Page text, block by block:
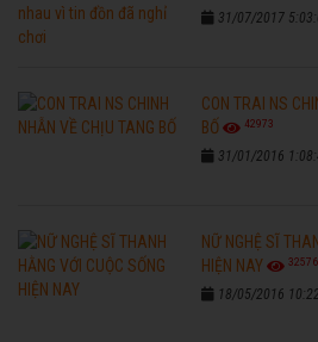
31/07/2017
CON TRAI NS
BỐ
42973
31/01/2016
NỮ NGHỆ SĨ
HIỆN NAY
32576
18/05/2016